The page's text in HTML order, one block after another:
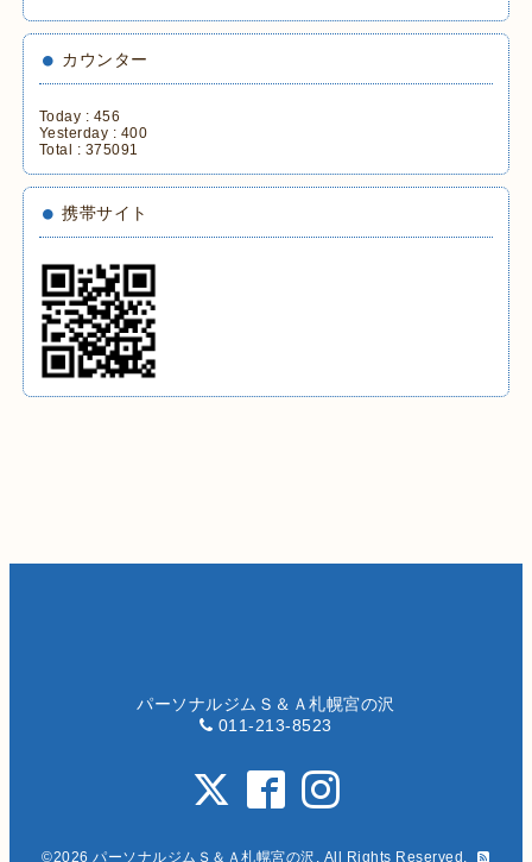
カウンター
Today : 456
Yesterday : 400
Total : 375091
携帯サイト
パーソナルジムＳ＆Ａ札幌宮の沢
011-213-8523
©2026パーソナルジムＳ＆Ａ札幌宮の沢 . All Rights Reserved.